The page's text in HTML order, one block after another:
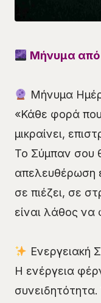
Μήνυμα από
Μήνυμα
«Κάθε φορά
μικραίνει,
Το Σύμπαν σου
απελευθέρωση
σε πιέζει, σε
είναι λάθος να
Ενεργειακή
Η ενέργεια
συνειδητότητα.